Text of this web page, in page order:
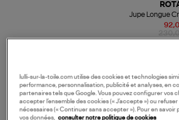
Jupe Longue
VOS DERNIERS PRODUITS VUS
lulli-sur-la-toile.com utilise des cookies et technologies
performance, personnalisation, publicité et analyses, en
partenaires tels que Google. Vous pouvez configurer vos
accepter l’ensemble des cookies (« J’accepte ») ou
nécessaires (« Continuer sans accepter »). Pour en savoir
vos données, consulter notre politique de cookies